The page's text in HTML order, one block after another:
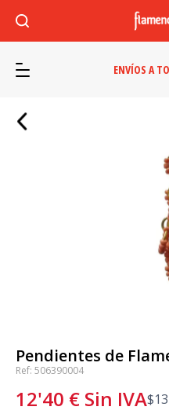
ENVÍOS A
Pendientes de
Ref: 506390004
12'40 € Sin IVA$